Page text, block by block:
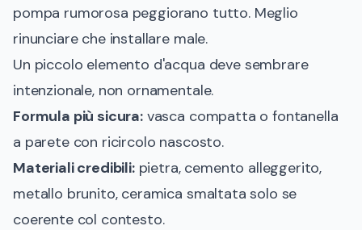
pompa rumorosa peggiorano tutto. Meglio
rinunciare che installare male.
Un piccolo elemento d'acqua deve sembrare
intenzionale, non ornamentale.
Formula più sicura:vasca compatta o fontanella
a parete con ricircolo nascosto.
Materiali credibili:pietra, cemento alleggerito,
metallo brunito, ceramica smaltata solo se
coerente col contesto.